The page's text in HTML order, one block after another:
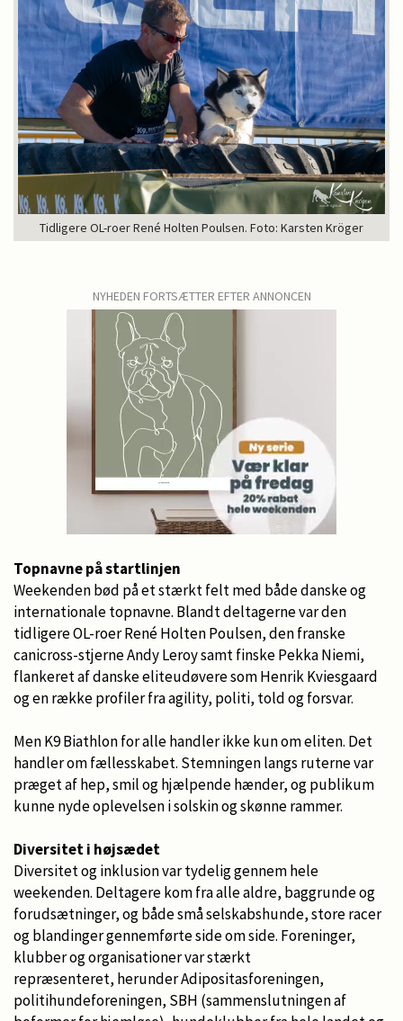
Tidligere OL-roer René Holten Poulsen. Foto: Karsten Kröger
NYHEDEN FORTSÆTTER EFTER ANNONCEN
Topnavne på startlinjen
Weekenden bød på et stærkt felt med både danske og
internationale topnavne. Blandt deltagerne var den
tidligere OL-roer René Holten Poulsen, den franske
canicross-stjerne Andy Leroy samt finske Pekka Niemi,
flankeret af danske eliteudøvere som Henrik Kviesgaard
og en række profiler fra agility, politi, told og forsvar.
Men K9 Biathlon for alle handler ikke kun om eliten. Det
handler om fællesskabet. Stemningen langs ruterne var
præget af hep, smil og hjælpende hænder, og publikum
kunne nyde oplevelsen i solskin og skønne rammer.
Diversitet i højsædet
Diversitet og inklusion var tydelig gennem hele
weekenden. Deltagere kom fra alle aldre, baggrunde og
forudsætninger, og både små selskabshunde, store racer
og blandinger gennemførte side om side. Foreninger,
klubber og organisationer var stærkt
repræsenteret, herunder Adipositasforeningen,
politihundeforeningen, SBH (sammenslutningen af